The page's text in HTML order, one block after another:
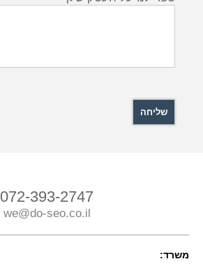
072-393-2747
we@do-seo.co.il
משרד: